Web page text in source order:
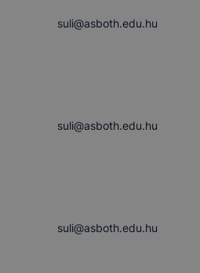
suli​@asboth.edu.hu
suli​@asboth.edu.hu
suli​@asboth.edu.hu